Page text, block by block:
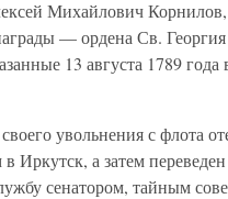
Михайлович
— ордена Св.
13 августа 1789
увольнения с флота
в Иркутск, а затем
сенатором, тайным